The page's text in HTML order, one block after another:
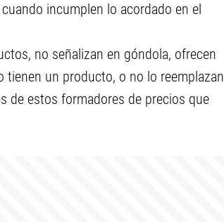
incumplen lo acordado en el
no señalizan en góndola, ofrecen
tienen un producto, o no lo reemplazan
de estos formadores de precios que